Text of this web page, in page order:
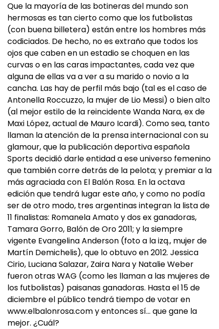
Que la mayoría de las botineras del mundo son
hermosas es tan cierto como que los futbolistas
(con buena billetera) están entre los hombres más
codiciados. De hecho, no es extraño que todos los
ojos que caben en un estadio se choquen en las
curvas o en las caras impactantes, cada vez que
alguna de ellas va a ver a su marido o novio a la
cancha. Las hay de perfil más bajo (tal es el caso de
Antonella Roccuzzo, la mujer de Lio Messi) o bien alto
(al mejor estilo de la reincidente Wanda Nara, ex de
Maxi López, actual de Mauro Icardi). Como sea, tanto
llaman la atención de la prensa internacional con su
glamour, que la publicación deportiva española
Sports decidió darle entidad a ese universo femenino
que también corre detrás de la pelota; y premiar a la
más agraciada con El Balón Rosa. En la octava
edición que tendrá lugar este año, y como no podía
ser de otro modo, tres argentinas integran la lista de
11 finalistas: Romanela Amato y dos ex ganadoras,
Tamara Gorro, Balón de Oro 2011; y la siempre
vigente Evangelina Anderson (foto a la izq., mujer de
Martín Demichelis), que lo obtuvo en 2012. Jessica
Cirio, Luciana Salazar, Zaira Nara y Natalie Weber
fueron otras WAG (como les llaman a las mujeres de
los futbolistas) paisanas ganadoras. Hasta el 15 de
diciembre el público tendrá tiempo de votar en
www.elbalonrosa.com y entonces sí… que gane la
mejor. ¿Cuál?